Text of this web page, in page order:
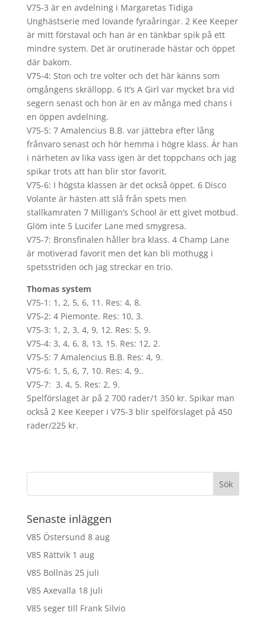
V75-3 är en avdelning i Margaretas Tidiga
Unghästserie med lovande fyraåringar. 2 Kee Keeper
är mitt förstaval och han är en tänkbar spik på ett
mindre system. Det är orutinerade hästar och öppet
där bakom.
V75-4: Ston och tre volter och det här känns som
omgångens skrällopp. 6 It’s A Girl var mycket bra vid
segern senast och hon är en av många med chans i
en öppen avdelning.
V75-5: 7 Amalencius B.B. var jättebra efter lång
frånvaro senast och hör hemma i högre klass. Är han
i närheten av lika vass igen är det toppchans och jag
spikar trots att han blir stor favorit.
V75-6: I högsta klassen är det också öppet. 6 Disco
Volante är hästen att slå från spets men
stallkamraten 7 Milligan’s School är ett givet motbud.
Glöm inte 5 Lucifer Lane med smygresa.
V75-7: Bronsfinalen håller bra klass. 4 Champ Lane
är motiverad favorit men det kan bli mothugg i
spetsstriden och jag streckar en trio.
Thomas system
V75-1: 1, 2, 5, 6, 11. Res: 4, 8.
V75-2: 4 Piemonte. Res: 10, 3.
V75-3: 1, 2, 3, 4, 9, 12. Res: 5, 9.
V75-4: 3, 4, 6, 8, 13, 15. Res: 12, 2.
V75-5: 7 Amalencius B.B. Res: 4, 9.
V75-6: 1, 5, 6, 7, 10. Res: 4, 9..
V75-7: 3, 4, 5. Res: 2, 9.
Spelförslaget är på 2 700 rader/1 350 kr. Spikar man
också 2 Kee Keeper i V75-3 blir spelförslaget på 450
rader/225 kr.
Senaste inläggen
V85 Östersund 8 aug
V85 Rättvik 1 aug
V85 Bollnäs 25 juli
V85 Axevalla 18 juli
V85 seger till Frank Silvio